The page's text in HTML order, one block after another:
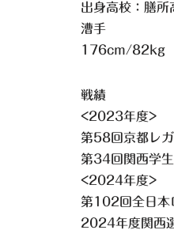
出身高校：膳所
漕手
176cm/82kg
戦績
<2023年度>
第58回京都レ
第34回関西学
<2024年度>
第102回全日
2024年度関